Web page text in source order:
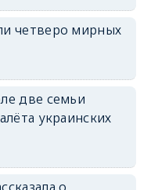
erid: 2SDnjdvhGXG
четверо мирных
две семьи
украинских